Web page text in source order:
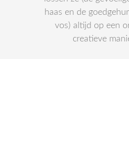
haas en de
vos) altijd op een
creatieve